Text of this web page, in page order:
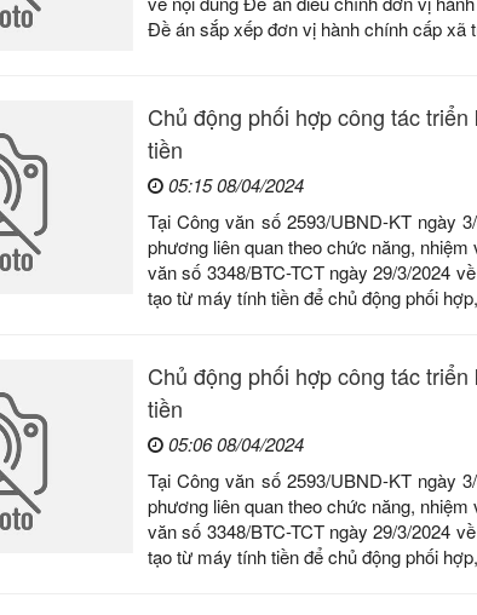
Đề án sắp xếp đơn vị hành chính cấp xã
Chủ động phối hợp công tác
tiền
05:15 08/04/2024
Tại Công văn số 2593/UBND-KT ngày
phương liên quan theo chức năng,
văn số 3348/BTC-TCT ngày 29/3/2024
tạo từ máy tính tiền để chủ động phối
Chủ động phối hợp công tác
tiền
05:06 08/04/2024
Tại Công văn số 2593/UBND-KT ngày
phương liên quan theo chức năng,
văn số 3348/BTC-TCT ngày 29/3/2024
tạo từ máy tính tiền để chủ động phối